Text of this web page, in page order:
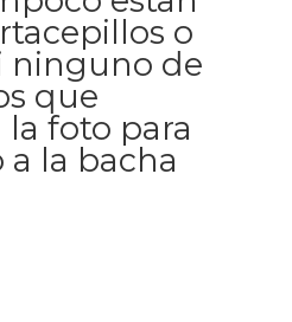
o
ninguno de
que
foto para
la bacha